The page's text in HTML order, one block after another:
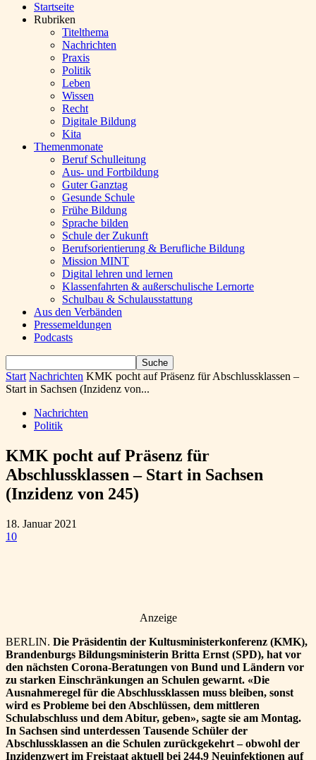
Startseite
Rubriken
Titelthema
Nachrichten
Praxis
Politik
Leben
Wissen
Recht
Digitale Bildung
Kita
Themenmonate
Beruf Schulleitung
Aus- und Fortbildung
Guter Ganztag
Gesunde Schule
Frühe Bildung
Sprache bilden
Schule der Zukunft
Berufsorientierung & Berufliche Bildung
Mission MINT
Digital lehren und lernen
Klassenfahrten & außerschulische Lernorte
Schulbau & Schulausstattung
Aus den Verbänden
Pressemeldungen
Podcasts
Start Nachrichten KMK pocht auf Präsenz für Abschlussklassen –
Start in Sachsen (Inzidenz von...
Nachrichten
Politik
KMK pocht auf Präsenz für
Abschlussklassen – Start in Sachsen
(Inzidenz von 245)
18. Januar 2021
10
Anzeige
BERLIN. Die Präsidentin der Kultusministerkonferenz (KMK),
Brandenburgs Bildungsministerin Britta Ernst (SPD), hat vor
den nächsten Corona-Beratungen von Bund und Ländern vor
zu starken Einschränkungen an Schulen gewarnt. «Die
Ausnahmeregel für die Abschlussklassen muss bleiben, sonst
wird es Probleme bei den Abschlüssen, dem mittleren
Schulabschluss und dem Abitur, geben», sagte sie am Montag.
In Sachsen sind unterdessen Tausende Schüler der
Abschlussklassen an die Schulen zurückgekehrt – obwohl der
Inzidenzwert im Freistaat aktuell bei 244,9 Neuinfektionen auf